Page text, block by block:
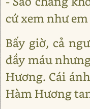
cứ xem như
Bấy giờ, cả
đầy máu
Hương. Cái
Hàm Hương